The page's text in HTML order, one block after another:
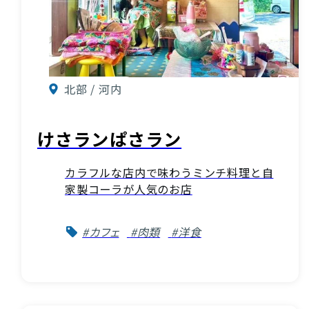
北部 / 河内
けさランぱさラン
カラフルな店内で味わうミンチ料理と自
家製コーラが人気のお店
#カフェ #肉類 #洋食